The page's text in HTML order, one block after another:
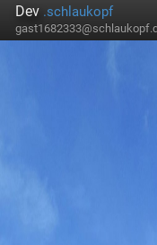
Dev .schlaukopf